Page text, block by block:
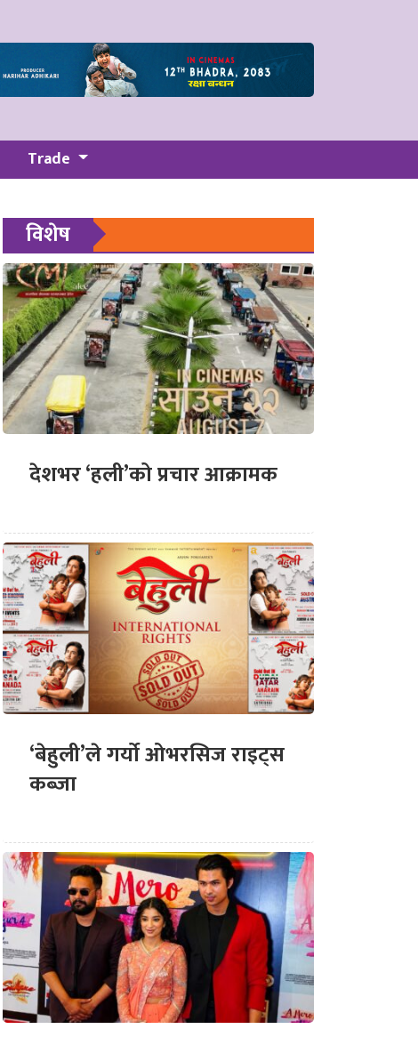
Trade
विशेष
देशभर ‘हली’को प्रचार आक्रामक
‘बेहुली’ले गर्यो ओभरसिज राइट्स
कब्जा